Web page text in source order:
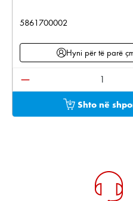
5861700002
Hyni për të parë
Sasia e produktit:
Shto në